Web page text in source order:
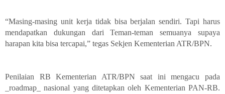
“Masing-masing unit kerja tidak bisa berjalan sendiri. Tapi harus
mendapatkan dukungan dari Teman-teman semuanya supaya
harapan kita bisa tercapai,” tegas Sekjen Kementerian ATR/BPN.
Penilaian RB Kementerian ATR/BPN saat ini mengacu pada
_roadmap_ nasional yang ditetapkan oleh Kementerian PAN-RB.